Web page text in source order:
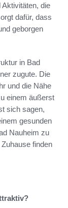
die
dafür, dass
geborgen
in Bad
zugute. Die
und die Nähe
einem äußerst
sich sagen,
gesunden
Nauheim zu
finden